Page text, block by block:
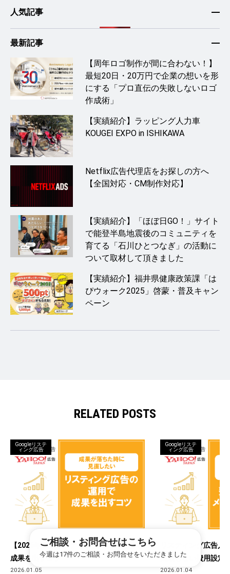
ご相談・お問合せはこちら
今週は17件のご相談・お問合せをいただきました
人気記事
最新記事
【周年ロゴ制作が間に合わない！】
最短20日・20万円で企業の想いを形
にする「プロ直伝の失敗しないロゴ
作成術」
【実績紹介】ラッピング人力車
KOUGEI EXPO in ISHIKAWA
Netflix広告代理店をお探しの方へ
【全国対応・CM制作対応】
【実績紹介】「ほぼ日GO！」サイト
で能登半島地震後のコミュニティを
育てる「石川ひとつなぎ」の活動に
ついて取材して頂きました
【実績紹介】福井県健康政策課「は
ぴウォーク2025」啓蒙・普及キャン
ペーン
RELATED POSTS
Googleリステ
ィング広告
【2026年版】リスティング広告の運用で
成果を出すコツ
2026.01.05
Googleリステ
ィング広告
リスティング広告入
失敗しない費用設定
2026.01.04